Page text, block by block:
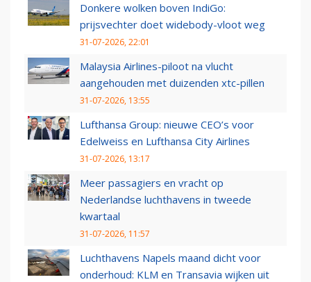
Donkere wolken boven IndiGo:
prijsvechter doet widebody-vloot weg
31-07-2026, 22:01
Malaysia Airlines-piloot na vlucht
aangehouden met duizenden xtc-pillen
31-07-2026, 13:55
Lufthansa Group: nieuwe CEO’s voor
Edelweiss en Lufthansa City Airlines
31-07-2026, 13:17
Meer passagiers en vracht op
Nederlandse luchthavens in tweede
kwartaal
31-07-2026, 11:57
Luchthavens Napels maand dicht voor
onderhoud: KLM en Transavia wijken uit